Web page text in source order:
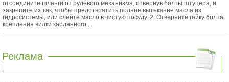
отсоедините шланги от рулевого механизма, отвернув болты штуцера, и
закрепите их так, чтобы предотвратить полное вытекание масла из
гидросистемы, или слейте масло в чистую посуду. 2. Отверните гайку болта
крепления вилки карданного ...
Реклама